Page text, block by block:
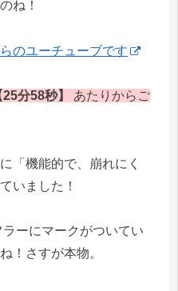
ね！
のユーチューブです
25分58秒】
あたりからご
「機能的で、崩れにく
いました！
ーにマークがついてい
！さすが本物。